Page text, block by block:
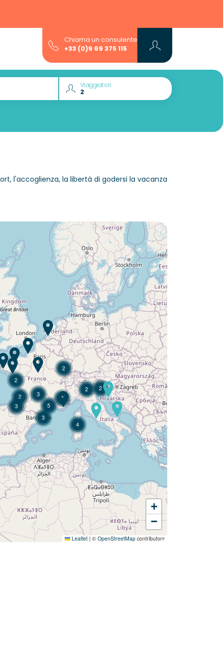
Chiama un consulente
+33 (0)9 69 375 115
Viaggiatori
l'accoglienza, la libertà di godersi la vacanza
Volete scoprire :
Campeggio Le Petit Bois ?
Scoprire
Volete scoprire :
Campeggio L'Argentière ?
3
2
2
3
5
3
2
2
2
3
4
+
−
Leaflet | © OpenStreetMapcontributors